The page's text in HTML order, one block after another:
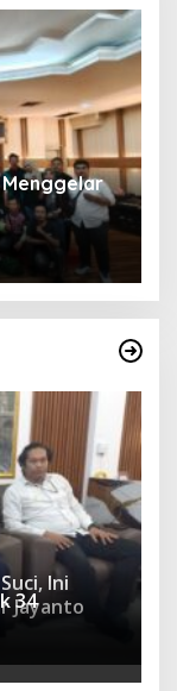
Ini
Jayanto
34